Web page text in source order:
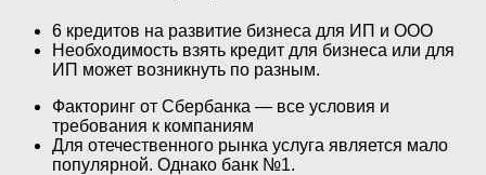
6 кредитов на развитие бизнеса для ИП и ООО
Необходимость взять кредит для бизнеса или для
ИП может возникнуть по разным.
Факторинг от Сбербанка — все условия и
требования к компаниям
Для отечественного рынка услуга является мало
популярной. Однако банк №1.